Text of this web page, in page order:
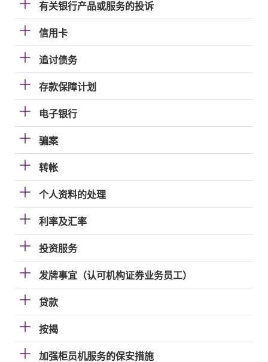
有关银行产品或服务的投诉
信用卡
追讨债务
存款保障计划
电子银行
骗案
转帐
个人资料的处理
利率及汇率
投资服务
发牌事宜（认可机构证券业务员工）
贷款
按揭
加强柜员机服务的保安措施